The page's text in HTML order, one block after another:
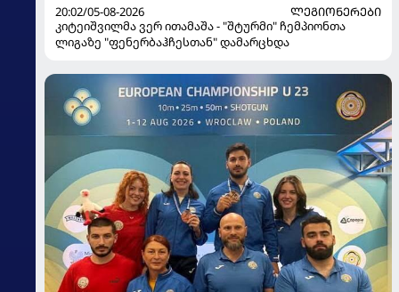
20:02/05-08-2026
ᲚᲔᲒᲘᲝᲜᲔᲠᲔᲑᲘ
კიტეიშვილმა ვერ ითამაშა - "შტურმი" ჩემპიონთა
ლიგაზე "ფენერბაჰჩესთან" დამარცხდა